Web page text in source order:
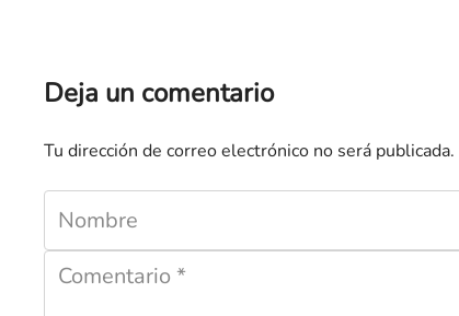
Deja un comentario
Tu dirección de correo electrónico no será publicada.